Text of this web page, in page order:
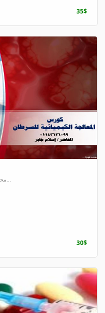
35$
محاضر مادة الكيمياء وباحث في الطاقة...
30$